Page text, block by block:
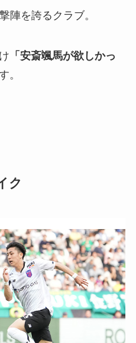
陣を誇るクラブ。
「安斎颯馬が欲しかっ
。
ク